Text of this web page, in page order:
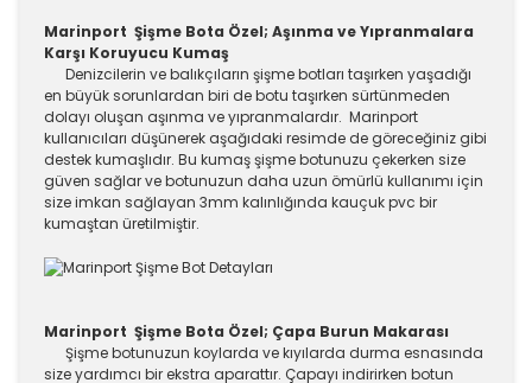
Marinport Şişme Bota Özel; Aşınma ve Yıpranmalara
Karşı Koruyucu Kumaş
Denizcilerin ve balıkçıların şişme botları taşırken yaşadığı
en büyük sorunlardan biri de botu taşırken sürtünmeden
dolayı oluşan aşınma ve yıpranmalardır. Marinport
kullanıcıları düşünerek aşağıdaki resimde de göreceğiniz gibi
destek kumaşlıdır. Bu kumaş şişme botunuzu çekerken size
güven sağlar ve botunuzun daha uzun ömürlü kullanımı için
size imkan sağlayan 3mm kalınlığında kauçuk pvc bir
kumaştan üretilmiştir.
Marinport Şişme Bota Özel; Çapa Burun Makarası
Şişme botunuzun koylarda ve kıyılarda durma esnasında
size yardımcı bir ekstra aparattır. Çapayı indirirken botun